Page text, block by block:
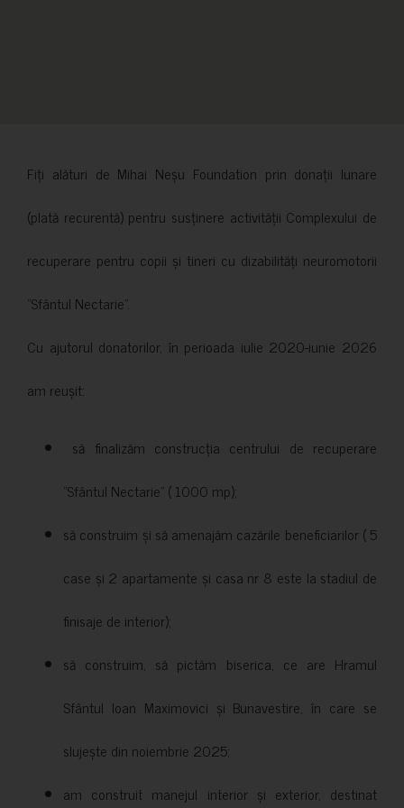
Fiți alături de Mihai Neșu Foundation prin donații lunare
(plată recurentă) pentru susținere activității Complexului de
recuperare pentru copii și tineri cu dizabilități neuromotorii
”Sfântul Nectarie”.
Cu ajutorul donatorilor, în perioada iulie 2020-iunie 2026
am reușit:
să finalizăm construcția centrului de recuperare
”Sfântul Nectarie” ( 1000 mp);
să construim și să amenajăm cazările beneficiarilor ( 5
case și 2 apartamente și casa nr 8 este la stadiul de
finisaje de interior);
să construim, să pictăm biserica, ce are Hramul
Sfântul Ioan Maximovici și Bunavestire, în care se
slujește din noiembrie 2025;
am construit manejul interior și exterior, destinat